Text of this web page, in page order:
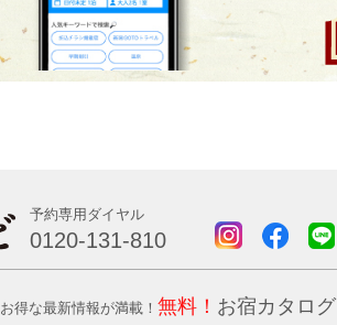
予約専用ダイヤル
0120-131-810
お得な最新情報が満載！ 無料！ お宿カタログ